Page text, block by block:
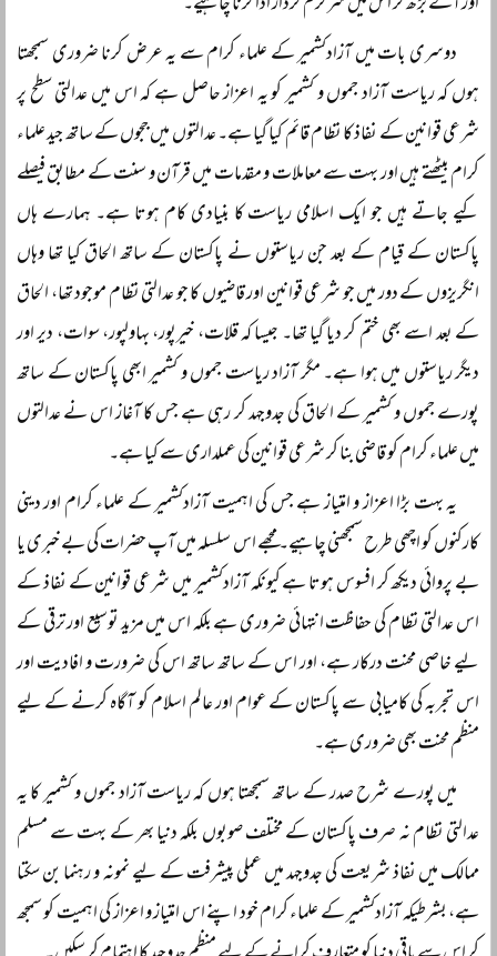
دوسری بات میں آزادکشمیر کے علماء کرام سے یہ عرض کرنا ضروری سمجھتا
ہوں کہ ریاست آزاد جموں و کشمیر کو یہ اعزاز حاصل ہے کہ اس میں عدالتی سطح پر
شرعی قوانین کے نفاذ کا نظام قائم کیا گیا ہے۔ عدالتوں میں ججوں کے ساتھ جید علماء
کرام بیٹھتے ہیں اور بہت سے معاملات و مقدمات میں قرآن و سنت کے مطابق فیصلے
کیے جاتے ہیں جو ایک اسلامی ریاست کا بنیادی کام ہوتا ہے۔ ہمارے ہاں
پاکستان کے قیام کے بعد جن ریاستوں نے پاکستان کے ساتھ الحاق کیا تھا وہاں
انگریزوں کے دور میں جو شرعی قوانین اور قاضیوں کا جو عدالتی نظام موجود تھا، الحاق
کے بعد اسے بھی ختم کر دیا گیا تھا۔ جیسا کہ قلات، خیرپور، بہاولپور، سوات، دیر اور
دیگر ریاستوں میں ہوا ہے۔ مگر آزاد ریاست جموں و کشمیر ابھی پاکستان کے ساتھ
پورے جموں و کشمیر کے الحاق کی جدوجہد کر رہی ہے جس کا آغاز اس نے عدالتوں
میں علماء کرام کو قاضی بنا کر شرعی قوانین کی عملداری سے کیا ہے۔
یہ بہت بڑا اعزاز و امتیاز ہے جس کی اہمیت آزادکشمیر کے علماء کرام اور دینی
کارکنوں کو اچھی طرح سمجھنی چاہیے۔ مجھے اس سلسلہ میں آپ حضرات کی بے خبری یا
بے پروائی دیکھ کر افسوس ہوتا ہے کیونکہ آزادکشمیر میں شرعی قوانین کے نفاذ کے
اس عدالتی نظام کی حفاظت انتہائی ضروری ہے بلکہ اس میں مزید توسیع اور ترقی کے
لیے خاصی محنت درکار ہے، اور اس کے ساتھ ساتھ اس کی ضرورت و افادیت اور
اس تجربہ کی کامیابی سے پاکستان کے عوام اور عالم اسلام کو آگاہ کرنے کے لیے
منظم محنت بھی ضروری ہے۔
میں پورے شرح صدر کے ساتھ سمجھتا ہوں کہ ریاست آزاد جموں و کشمیر کا یہ
عدالتی نظام نہ صرف پاکستان کے مختلف صوبوں بلکہ دنیا بھر کے بہت سے مسلم
ممالک میں نفاذ شریعت کی جدوجہد میں عملی پیشرفت کے لیے نمونہ و رہنما بن سکتا
ہے، بشرطیکہ آزادکشمیر کے علماء کرام خود اپنے اس امتیاز و اعزاز کی اہمیت کو سمجھ